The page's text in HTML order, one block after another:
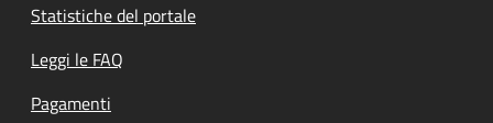
Statistiche del portale
Leggi le FAQ
Pagamenti